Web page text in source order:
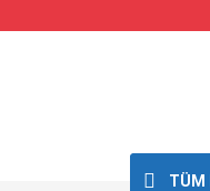
TÜM